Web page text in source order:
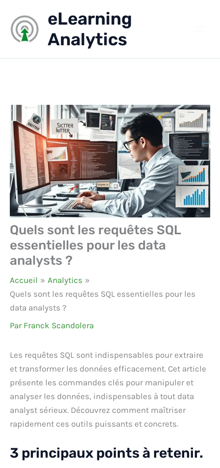
contenu
eLearning
Analytics
Quels sont les requêtes SQL
essentielles pour les data
analysts ?
Accueil
Analytics
Quels sont les requêtes SQL essentielles pour les
data analysts ?
Par Franck Scandolera
Les requêtes SQL sont indispensables pour extraire
et transformer les données efficacement. Cet article
présente les commandes clés pour manipuler et
analyser les données, indispensables à tout data
analyst sérieux. Découvrez comment maîtriser
rapidement ces outils puissants et concrets.
3 principaux points à retenir.